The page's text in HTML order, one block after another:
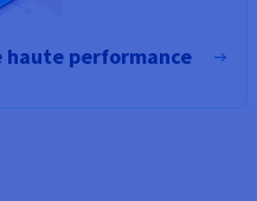
haute performance